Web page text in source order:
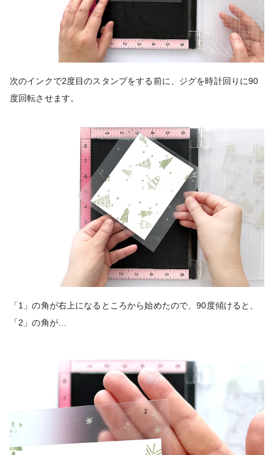
次のインクで2度目のスタンプをする前に、ジグを時計回りに90
度回転させます。
「1」の角が右上になるところから始めたので、90度傾けると、
「2」の角が…